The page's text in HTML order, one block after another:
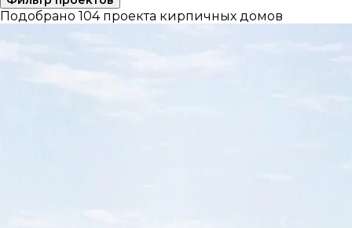
Подобрано 104 проекта кирпичных домов